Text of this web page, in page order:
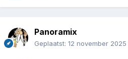
Panoramix
Geplaatst: 12 november 2025